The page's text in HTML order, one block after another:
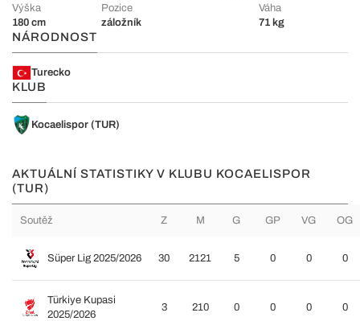
Výška
180 cm
Pozice
záložník
Váha
71 kg
NÁRODNOST
Turecko
KLUB
Kocaelispor (TUR)
AKTUÁLNÍ STATISTIKY V KLUBU KOCAELISPOR
(TUR)
Soutěž Z M G GP VG OG
Süper Lig 2025/2026 30 2121 5 0 0 0
Türkiye Kupasi
2025/2026
3 210 0 0 0 0